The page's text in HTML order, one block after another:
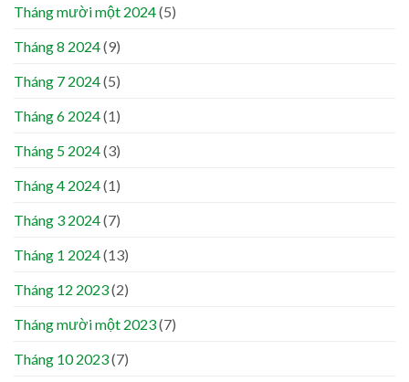
Tháng mười một 2024(5)
Tháng 8 2024(9)
Tháng 7 2024(5)
Tháng 6 2024(1)
Tháng 5 2024(3)
Tháng 4 2024(1)
Tháng 3 2024(7)
Tháng 1 2024(13)
Tháng 12 2023(2)
Tháng mười một 2023(7)
Tháng 10 2023(7)